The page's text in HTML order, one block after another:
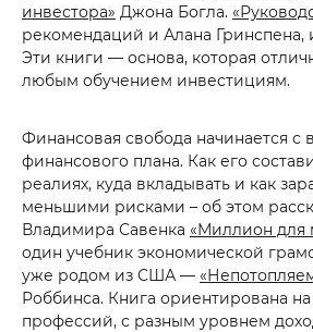
инвестора» Джона Богла.
рекомендаций и Алана Гринспена,
Эти книги — основа, которая
любым обучением инвестициям.
Финансовая свобода начинается с
финансового плана. Как его
реалиях, куда вкладывать и как
меньшими рисками – об этом
Владимира Савенка «Миллион для
один учебник экономической
уже родом из США —
Роббинса. Книга ориентирована
профессий, с разным уровнем